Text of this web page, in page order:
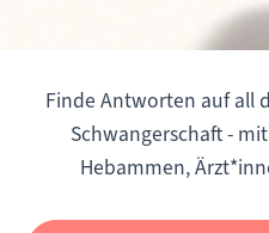
Finde Antworten auf all
Schwangerschaft -
Hebammen,